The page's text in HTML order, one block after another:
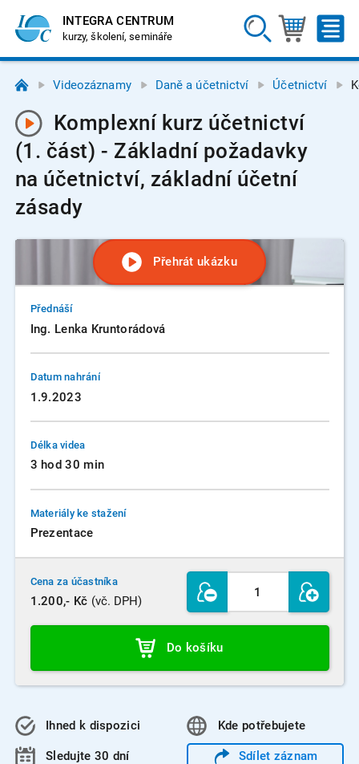
INTEGRA CENTRUM
kurzy, školení, semináře
Videozáznamy Daně a účetnictví Účetnictví
Komplexní kurz účetnictví
(1. část) - Základní požadavky
na účetnictví, základní účetní
zásady
Přehrát ukázku
Přednáší
Ing. Lenka Kruntorádová
Datum nahrání
1.9.2023
Délka videa
3 hod 30 min
Materiály ke stažení
Prezentace
Cena za účastníka
1.200,- Kč (vč. DPH)
Do košíku
Ihned k dispozici
Sledujte 30 dní
Kde potřebujete
Sdílet záznam